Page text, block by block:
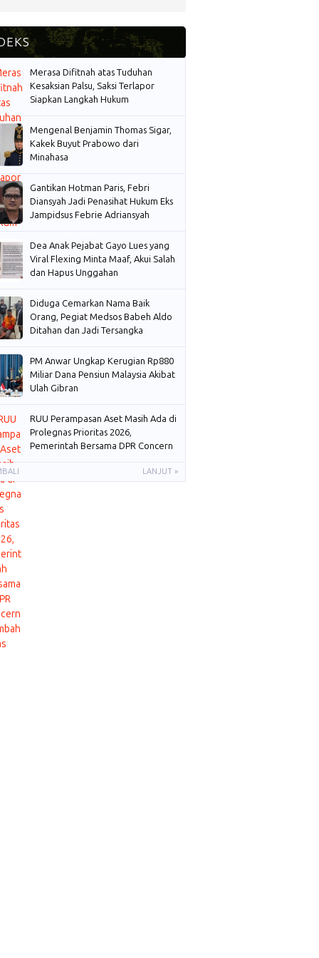
Merasa Difitnah atas Tuduhan
Kesaksian Palsu, Saksi Terlapor
Siapkan Langkah Hukum
Mengenal Benjamin Thomas Sigar,
Kakek Buyut Prabowo dari
Minahasa
Gantikan Hotman Paris, Febri
Diansyah Jadi Penasihat Hukum Eks
Jampidsus Febrie Adriansyah
Dea Anak Pejabat Gayo Lues yang
Viral Flexing Minta Maaf, Akui Salah
dan Hapus Unggahan
Diduga Cemarkan Nama Baik
Orang, Pegiat Medsos Babeh Aldo
Ditahan dan Jadi Tersangka
PM Anwar Ungkap Kerugian Rp880
Miliar Dana Pensiun Malaysia Akibat
Ulah Gibran
RUU Perampasan Aset Masih Ada di
Prolegnas Prioritas 2026,
Pemerintah Bersama DPR Concern
LANJUT »